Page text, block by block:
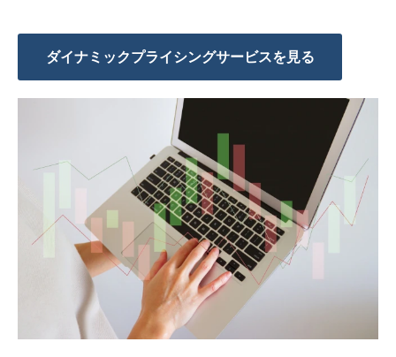
ダイナミックプライシングサービスを見る